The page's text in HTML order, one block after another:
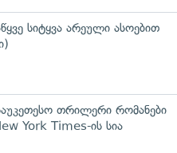
სიტყვა არეული ასოებით
თრილერი რომანები
York Times-ის სია